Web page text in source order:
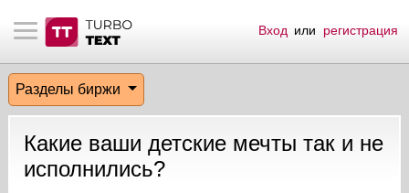
материалы
биржи
сообщения
по форуму
Вход или регистрация
Разделы биржи
Какие ваши детские мечты так и не
исполнились?